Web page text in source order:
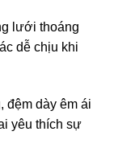
lưới thoáng
dễ chịu khi
đệm dày êm ái
yêu thích sự